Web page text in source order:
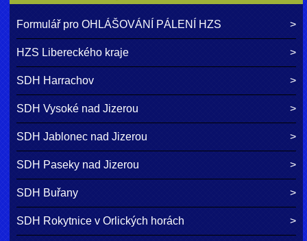
Formulář pro OHLÁŠOVÁNÍ PÁLENÍ HZS
HZS Libereckého kraje
SDH Harrachov
SDH Vysoké nad Jizerou
SDH Jablonec nad Jizerou
SDH Paseky nad Jizerou
SDH Buřany
SDH Rokytnice v Orlických horách